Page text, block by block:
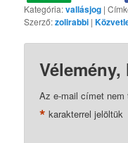
Kategória:vallásjog |
Szerző:zolirabbi |
Az e-mail címet
* karakterrel jelöltük